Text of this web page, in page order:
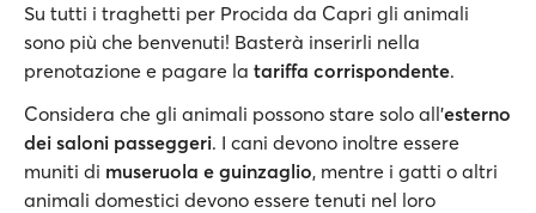
Su tutti i traghetti per Procida da Capri gli animali
sono più che benvenuti! Basterà inserirli nella
prenotazione e pagare la tariffa corrispondente.
Considera che gli animali possono stare solo all’esterno
dei saloni passeggeri. I cani devono inoltre essere
muniti di museruola e guinzaglio, mentre i gatti o altri
animali domestici devono essere tenuti nel loro